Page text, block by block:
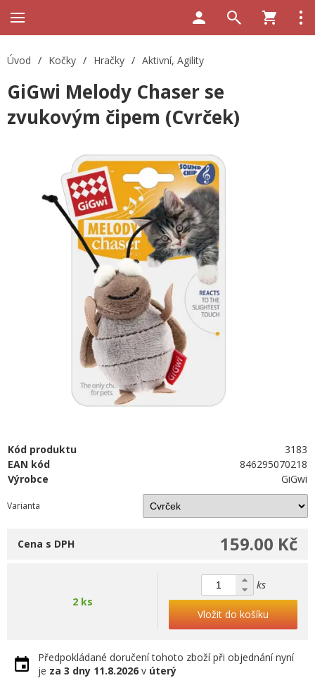
Úvod / Kočky / Hračky / Aktivní, Agility
GiGwi Melody Chaser se
zvukovým čipem (Cvrček)
Kód produktu
3183
EAN kód
846295070218
Výrobce
GiGwi
Varianta
159.00 Kč
Cena s DPH
2 ks
ks
Vložit do košíku
Předpokládané doručení tohoto zboží při objednání nyní
je za 3 dny 11.8.2026 v úterý